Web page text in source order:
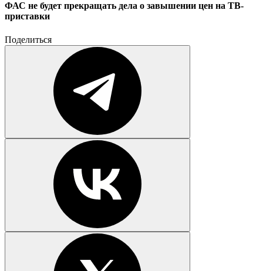
ФАС не будет прекращать дела о завышении цен на ТВ-
приставки
Поделиться